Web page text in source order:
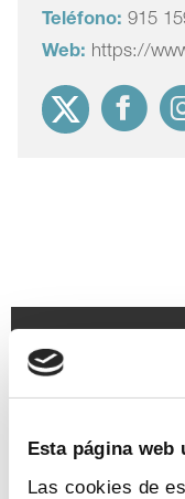
Esta página web
Las cookies de
Teléfono: 915
Web: https://
TEMAS
Acceso
Legislación